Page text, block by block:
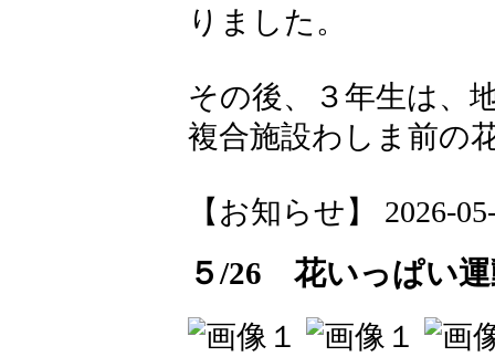
りました。
その後、３年生は、
複合施設わしま前の
【お知らせ】 2026-
５/26 花いっぱい